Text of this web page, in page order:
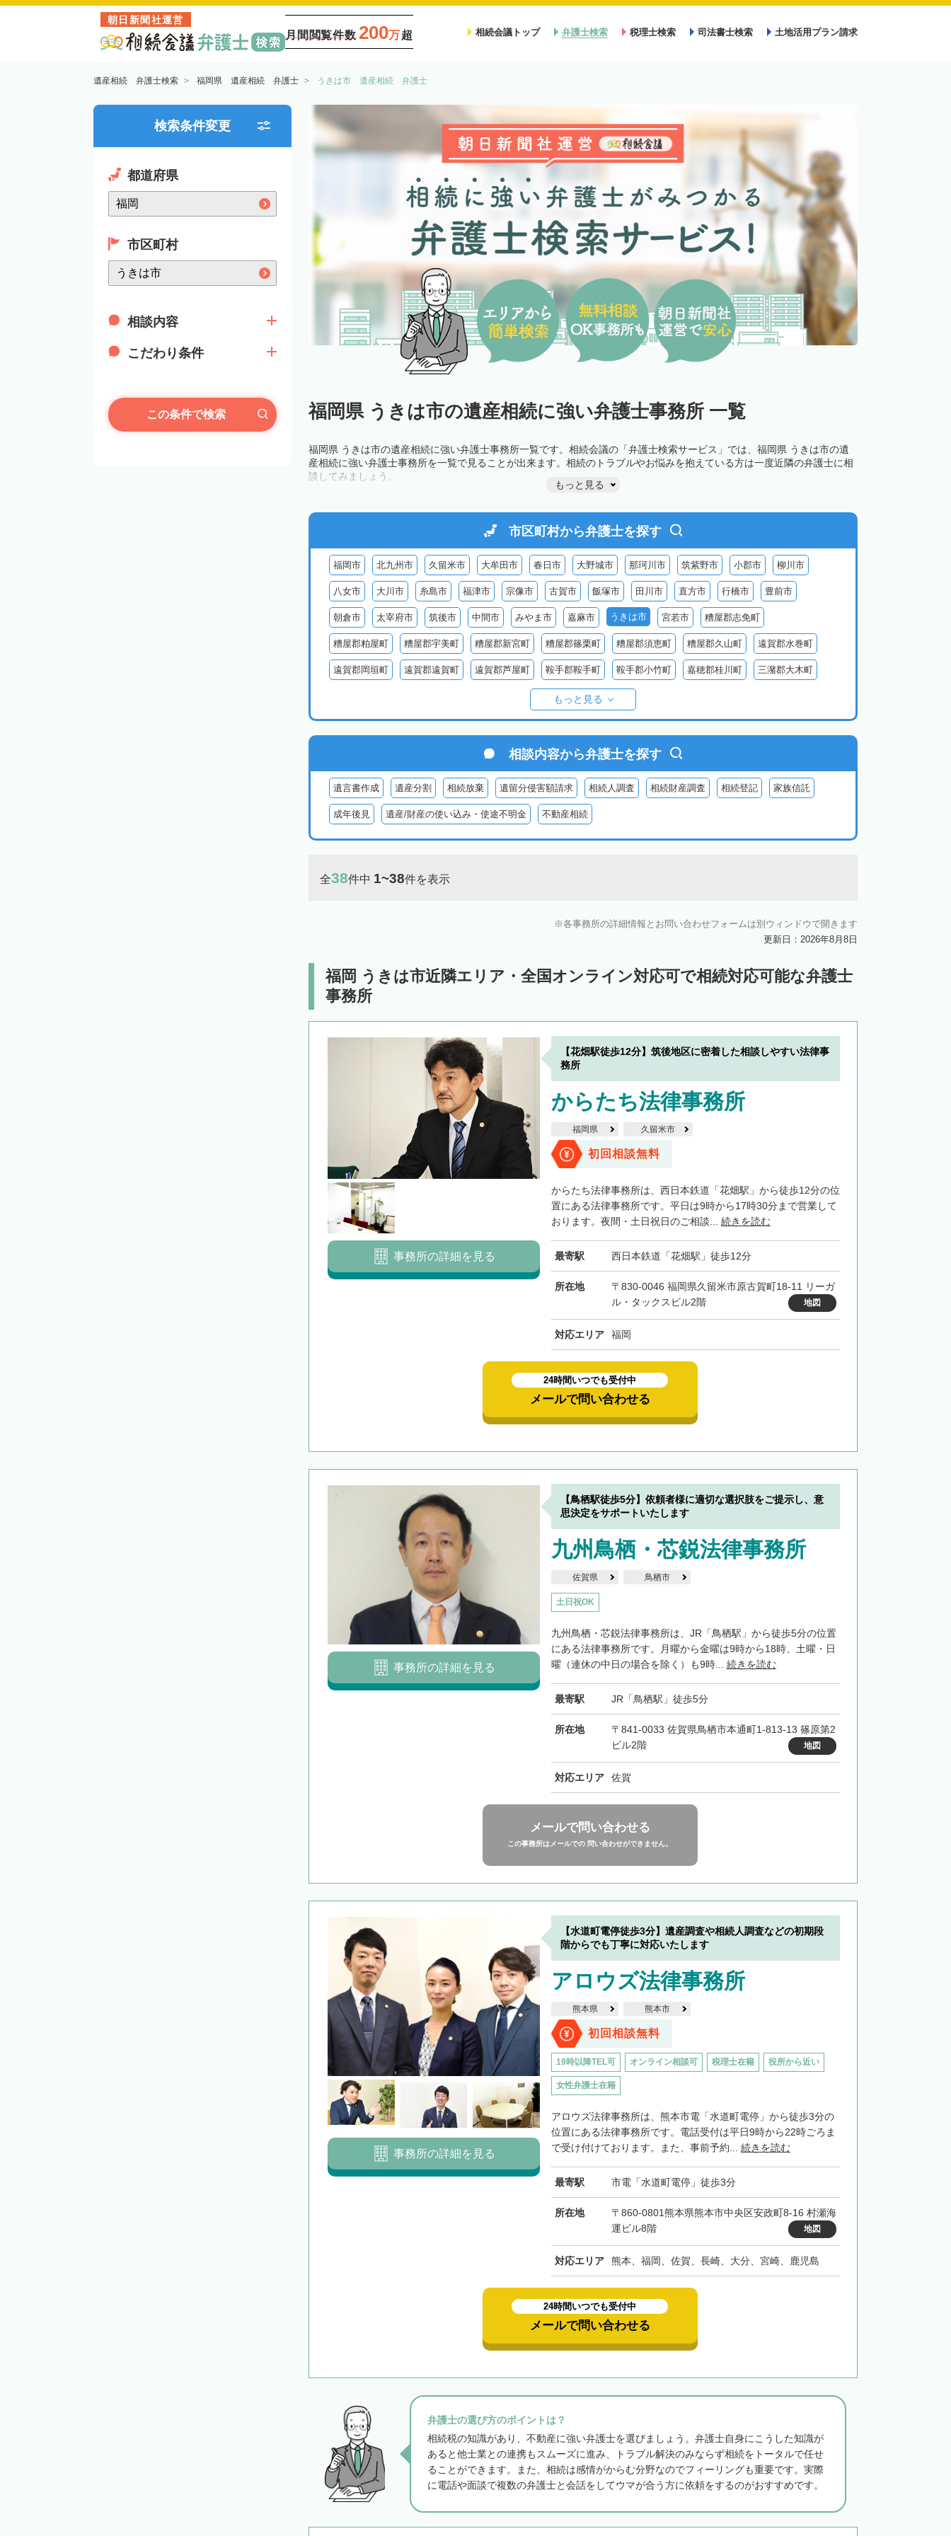
朝日新聞社運営
月間閲覧件数 200万超 相続会議トップ 弁護士検索 税理士検索 司法書士検索 土地活用プラン請求
遺産相続 弁護士検索 福岡県 遺産相続 弁護士 うきは市 遺産相続 弁護士
検索条件変更
都道府県
市区町村
相談内容
こだわり条件
この条件で検索 福岡県 うきは市の遺産相続に強い弁護士事務所 一覧
福岡県 うきは市の遺産相続に強い弁護士事務所一覧です。相続会議の「弁護士検索サービス」では、福岡県 うきは市の遺
産相続に強い弁護士事務所を一覧で見ることが出来ます。相続のトラブルやお悩みを抱えている方は一度近隣の弁護士に相
談してみましょう。
もっと見る
市区町村から弁護士を探す
福岡市 北九州市 久留米市 大牟田市 春日市 大野城市 那珂川市 筑紫野市 小郡市 柳川市
八女市 大川市 糸島市 福津市 宗像市 古賀市 飯塚市 田川市 直方市 行橋市 豊前市
朝倉市 太宰府市 筑後市 中間市 みやま市 嘉麻市 うきは市 宮若市 糟屋郡志免町
糟屋郡粕屋町 糟屋郡宇美町 糟屋郡新宮町 糟屋郡篠栗町 糟屋郡須恵町 糟屋郡久山町 遠賀郡水巻町
遠賀郡岡垣町 遠賀郡遠賀町 遠賀郡芦屋町 鞍手郡鞍手町 鞍手郡小竹町 嘉穂郡桂川町 三潴郡大木町
朝倉郡東峰村
田川郡添田町 田川郡糸田町 田川郡大任町 田川郡赤村 京都郡苅田町 京都郡みやこ町 築上郡吉富町
もっと見る
相談内容から弁護士を探す
遺言書作成 遺産分割 相続放棄 遺留分侵害額請求 相続人調査 相続財産調査 相続登記 家族信託
成年後見 遺産/財産の使い込み・使途不明金 不動産相続
全38件中 1~38件を表示
各事務所の詳細情報とお問い合わせフォームは別ウィンドウで開きます
更新日：2026年8月8日
福岡 うきは市近隣エリア・全国オンライン対応可で相続対応可能な弁護士
事務所
【花畑駅徒歩12分】筑後地区に密着した相談しやすい法律事
務所
からたち法律事務所
福岡県 久留米市
初回相談無料
からたち法律事務所は、西日本鉄道「花畑駅」から徒歩12分の位
置にある法律事務所です。平日は9時から17時30分まで営業して
おります。夜間・土日祝日のご相談... 続きを読む
最寄駅 西日本鉄道「花畑駅」徒歩12分
所在地
〒830-0046 福岡県久留米市原古賀町18-11 リーガ
ル・タックスビル2階
地図
対応エリア 福岡
事務所の詳細を見る
24時間いつでも受付中
メールで問い合わせる
【鳥栖駅徒歩5分】依頼者様に適切な選択肢をご提示し、意
思決定をサポートいたします
九州鳥栖・芯鋭法律事務所
佐賀県 鳥栖市
土日祝OK
九州鳥栖・芯鋭法律事務所は、JR「鳥栖駅」から徒歩5分の位置
にある法律事務所です。月曜から金曜は9時から18時、土曜・日
曜（連休の中日の場合を除く）も9時... 続きを読む
最寄駅 JR「鳥栖駅」徒歩5分
所在地
〒841-0033 佐賀県鳥栖市本通町1-813-13 篠原第2
ビル2階
地図
対応エリア 佐賀
事務所の詳細を見る
メールで問い合わせる
この事務所はメールでの 問い合わせができません。
【水道町電停徒歩3分】遺産調査や相続人調査などの初期段
階からでも丁寧に対応いたします
アロウズ法律事務所
熊本県 熊本市
初回相談無料
19時以降TEL可 オンライン相談可 税理士在籍 役所から近い
女性弁護士在籍
アロウズ法律事務所は、熊本市電「水道町電停」から徒歩3分の
位置にある法律事務所です。電話受付は平日9時から22時ごろま
で受け付けております。また、事前予約... 続きを読む
最寄駅 市電「水道町電停」徒歩3分
所在地
〒860-0801熊本県熊本市中央区安政町8-16 村瀬海
運ビル8階
地図
対応エリア 熊本、福岡、佐賀、長崎、大分、宮崎、鹿児島
事務所の詳細を見る
24時間いつでも受付中
メールで問い合わせる
弁護士の選び方のポイントは？
相続税の知識があり、不動産に強い弁護士を選びましょう。弁護士自身にこうした知識が
あると他士業との連携もスムーズに進み、トラブル解決のみならず相続をトータルで任せ
ることができます。また、相続は感情がからむ分野なのでフィーリングも重要です。実際
に電話や面談で複数の弁護士と会話をしてウマが合う方に依頼をするのがおすすめです。